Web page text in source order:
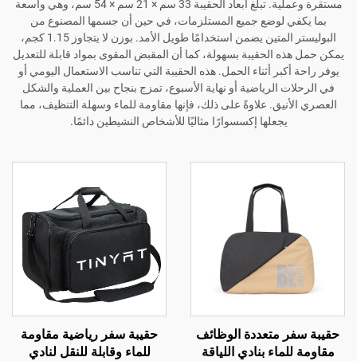
مستقرة وعملية. تبلغ أبعاد الحقيبة 33 سم × 21 سم × 54 سم، وهي واسعة
لوضع جميع المستلزمات، في حين أن جسمها المصنوع من
البوليستر المتين يضمن استخدامًا طويل الأمد. بوزن لا يتجاوز 1.15 كجم،
الحقيبة بسهولة، كما أن المقبض المقوى بمواد قابلة للتعديل
أثناء الحمل. هذه الحقيبة التي تناسب الاستعمال اليومي أو
الرياضية أو نهاية الأسبوع، تمزج بنجاح بين العملية والشكل
علاوةً على ذلك، فإنها مقاومة للماء وسهلة التنظيف، مما
يجعلها إكسسوارًا مثاليًا للأشخاص النشيطين دائمًا.
متعددة الوظائف
بنادي اللياقة
حقيبة سفر رياضية مقاومة
للماء وقابلة للنقل لنادي
حقيبة
للطي